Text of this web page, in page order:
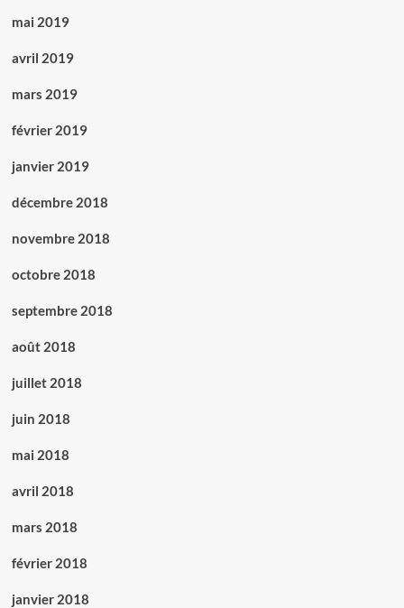
mai 2019
avril 2019
mars 2019
février 2019
janvier 2019
décembre 2018
novembre 2018
octobre 2018
septembre 2018
août 2018
juillet 2018
juin 2018
mai 2018
avril 2018
mars 2018
février 2018
janvier 2018